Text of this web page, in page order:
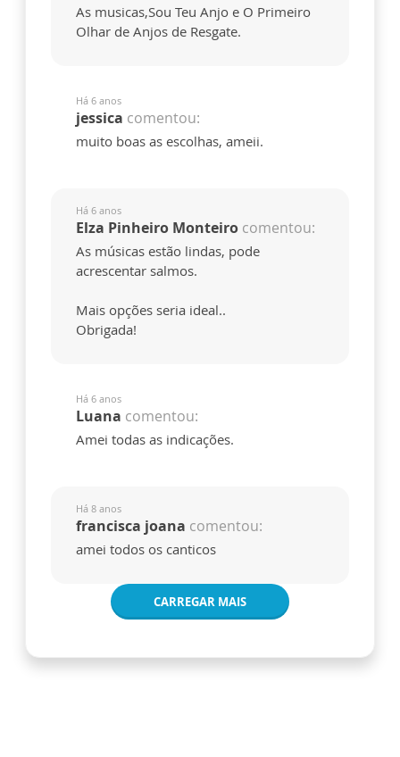
As musicas,Sou Teu Anjo e O Primeiro
Olhar de Anjos de Resgate.
Há 6 anos
jessica comentou:
muito boas as escolhas, ameii.
Há 6 anos
Elza Pinheiro Monteiro comentou:
As músicas estão lindas, pode
acrescentar salmos.
Mais opções seria ideal..
Obrigada!
Há 6 anos
Luana comentou:
Amei todas as indicações.
Há 8 anos
francisca joana comentou:
amei todos os canticos
CARREGAR MAIS